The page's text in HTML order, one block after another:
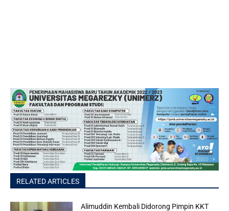
RELATED ARTICLES
Alimuddin Kembali Didorong Pimpin KKT